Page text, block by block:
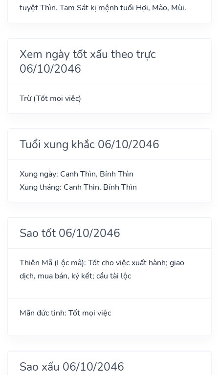
tuyệt Thìn. Tam Sát kị mệnh tuổi Hợi, Mão, Mùi.
Xem ngày tốt xấu theo trực
06/10/2046
Trừ (Tốt mọi việc)
Tuổi xung khắc 06/10/2046
Xung ngày: Canh Thìn, Bính Thìn
Xung tháng: Canh Thìn, Bính Thìn
Sao tốt 06/10/2046
Thiên Mã (Lộc mã): Tốt cho việc xuất hành; giao
dịch, mua bán, ký kết; cầu tài lộc
Mãn đức tinh: Tốt mọi việc
Sao xấu 06/10/2046